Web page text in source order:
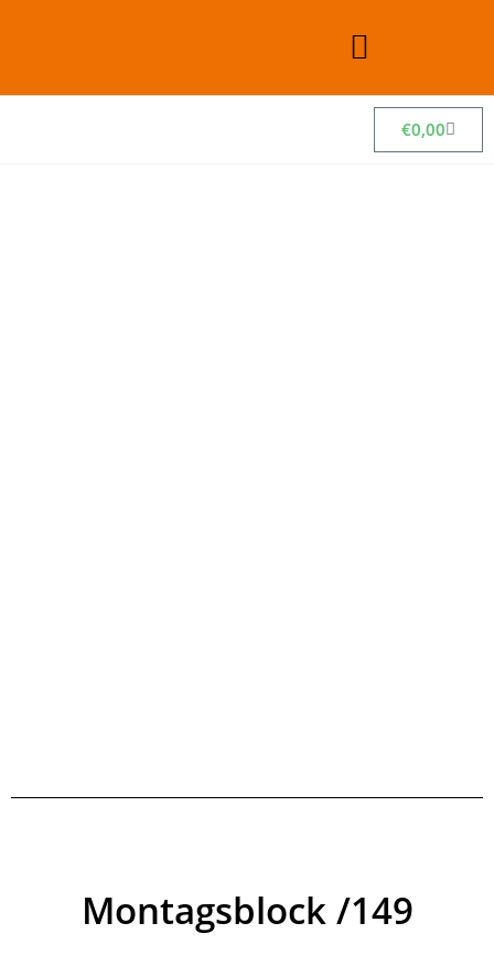
€0,00
Montagsblock /149